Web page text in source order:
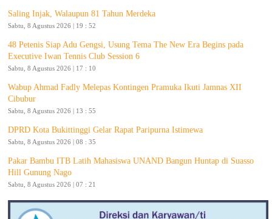
Saling Injak, Walaupun 81 Tahun Merdeka
Sabtu, 8 Agustus 2026 | 19 : 52
48 Petenis Siap Adu Gengsi, Usung Tema The New Era Begins pada
Executive Iwan Tennis Club Session 6
Sabtu, 8 Agustus 2026 | 17 : 10
Wabup Ahmad Fadly Melepas Kontingen Pramuka Ikuti Jamnas XII
Cibubur
Sabtu, 8 Agustus 2026 | 13 : 55
DPRD Kota Bukittinggi Gelar Rapat Paripurna Istimewa
Sabtu, 8 Agustus 2026 | 08 : 35
Pakar Bambu ITB Latih Mahasiswa UNAND Bangun Huntap di Suasso
Hill Gunung Nago
Sabtu, 8 Agustus 2026 | 07 : 21